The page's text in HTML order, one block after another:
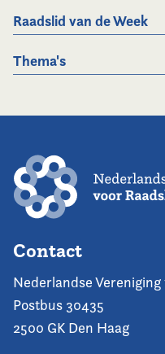
Raadslid van de Week
Thema's
Contact
Nederlandse
Postbus 30435
2500 GK Den Haag